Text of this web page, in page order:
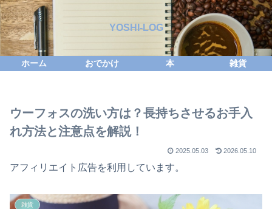
YOSHI-LOG
ホーム おでかけ 本 雑貨
ウーフォスの洗い方は？長持ちさせるお手入
れ方法と注意点を解説！
2025.05.03 2026.05.10
アフィリエイト広告を利用しています。
雑貨